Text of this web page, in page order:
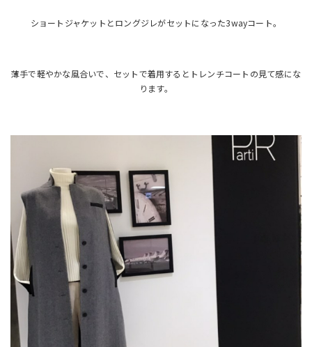
ショートジャケットとロングジレがセットになった3wayコート。
薄手で軽やかな風合いで、セットで着用するとトレンチコートの見て感にな
ります。